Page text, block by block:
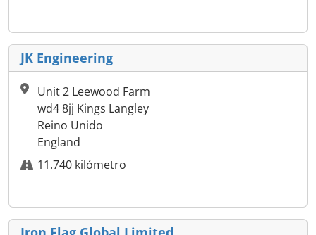
JK Engineering
Unit 2 Leewood Farm
wd4 8jj Kings Langley
Reino Unido
England
11.740 kilómetro